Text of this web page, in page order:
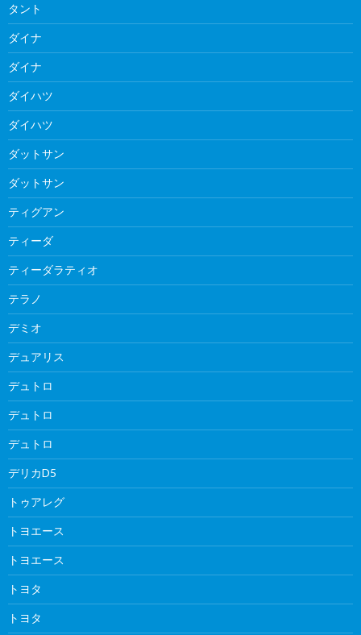
タント
ダイナ
ダイナ
ダイハツ
ダイハツ
ダットサン
ダットサン
ティグアン
ティーダ
ティーダラティオ
テラノ
デミオ
デュアリス
デュトロ
デュトロ
デュトロ
デリカD5
トゥアレグ
トヨエース
トヨエース
トヨタ
トヨタ